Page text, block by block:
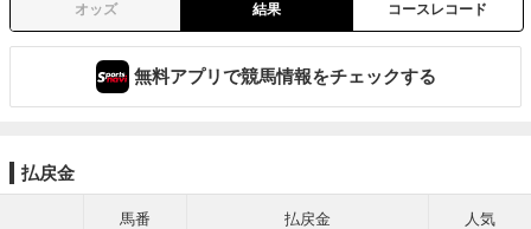
オッズ 結果 コースレコード
無料アプリで競馬情報をチェックする
払戻金
馬番 払戻金 人気